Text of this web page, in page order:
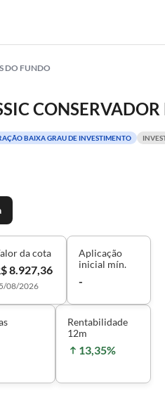
DO FUNDO
BAIXA GRAU DE INVESTIMENTO
da cota
8.927,36
08/2026
Aplicação
inicial mín.
-
Rentabilidade
12m
13,35%